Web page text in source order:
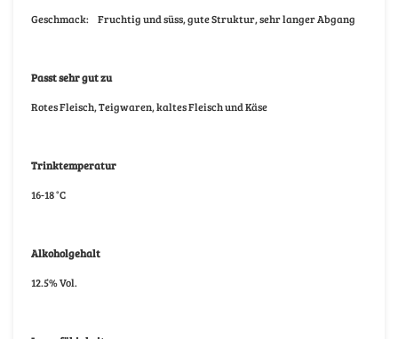
Geschmack: Fruchtig und süss, gute Struktur, sehr langer Abgang
Passt sehr gut zu
Rotes Fleisch, Teigwaren, kaltes Fleisch und Käse
Trinktemperatur
16-18 °C
Alkoholgehalt
12.5% Vol.